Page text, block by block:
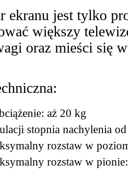
ekranu jest tylko
większy
oraz mieści się
aż 20 kg
stopnia nachylenia
rozstaw w
rozstaw w